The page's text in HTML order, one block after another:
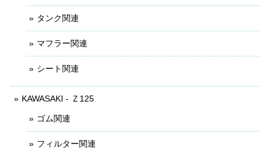
タンク関連
マフラー関連
シート関連
KAWASAKI - Ｚ125
ゴム関連
フィルター関連